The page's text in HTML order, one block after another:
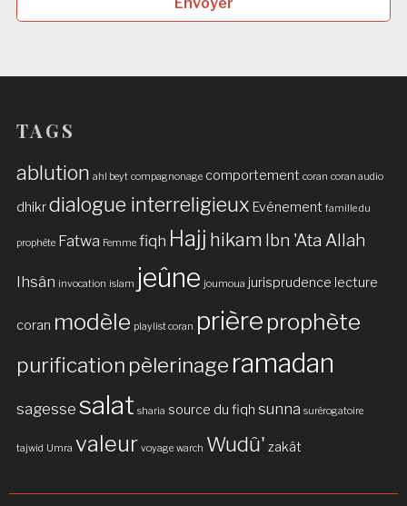
Envoyer
TAGS
ablution ahl beyt compagnonage comportement coran coran audio
dhikrdialogue interreligieux Evénement famille du
prophète Fatwa Femme fiqh Hajj hikam Ibn 'Ata Allah
Ihsân invocation islam jeûne joumoua jurisprudence lecture
coran modèle playlist coran prière prophète
purification pèlerinage ramadan
sagesse salat sharia source du fiqh sunna surérogatoire
tajwid Umra valeur voyage warch Wudû' zakât